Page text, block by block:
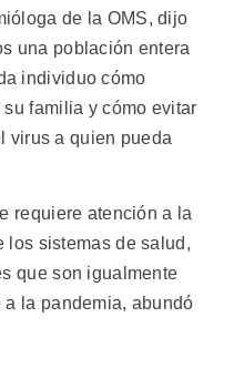
de la OMS, dijo
una población entera
individuo cómo
familia y cómo evitar
virus a quien pueda
requiere atención a la
los sistemas de salud,
que son igualmente
a la pandemia, abundó